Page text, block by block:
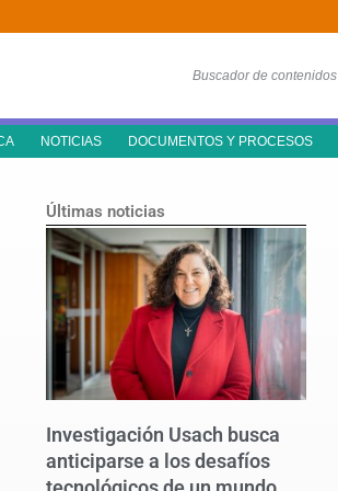
Buscador de contenidos
NOTICIAS DOCUMENTOS Y PROCESOS
Últimas noticias
Investigación Usach busca
anticiparse a los desafíos